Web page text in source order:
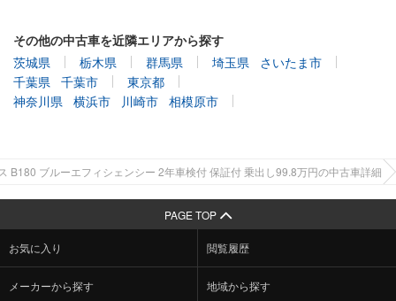
その他の中古車を近隣エリアから探す
茨城県
栃木県 群馬県 埼玉県
さいたま市
千葉県
千葉市
東京都
神奈川県
横浜市 川崎市 相模原市
B180 ブルーエフィシェンシー 2年車検付 保証付 乗出し99.8万円の中古車詳細
PAGE TOP
お気に入り 閲覧履歴
メーカーから探す 地域から探す